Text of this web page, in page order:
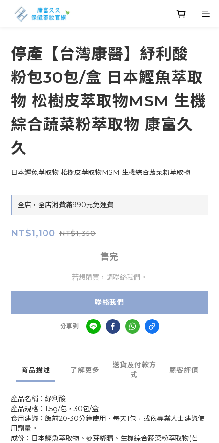
停產【台灣康醫】紓利酸
粉包30包/盒 日本鰹魚萃取
物 松樹皮萃取物MSM 生機
綜合蔬菜粉萃取物 康富久
久
日本鰹魚萃取物 松樹皮萃取物MSM 生機綜合蔬菜粉萃取物
全店，全店消費滿990元免運費
NT$1,100 NT$1,350
售完
若想購買，請聯絡我們。
聯絡我們
分享到
商品描述 了解更多
送貨及付款方
式
顧客評價
產品名稱：紓利酸
產品規格：1.5g/包，30包/盒
食用建議：飯前20-30分鐘使用，每天1包，或依專業人士建議使
用劑量。
成份：日本鰹魚萃取物、麥芽糊精、生機綜合蔬菜粉萃取物(芒